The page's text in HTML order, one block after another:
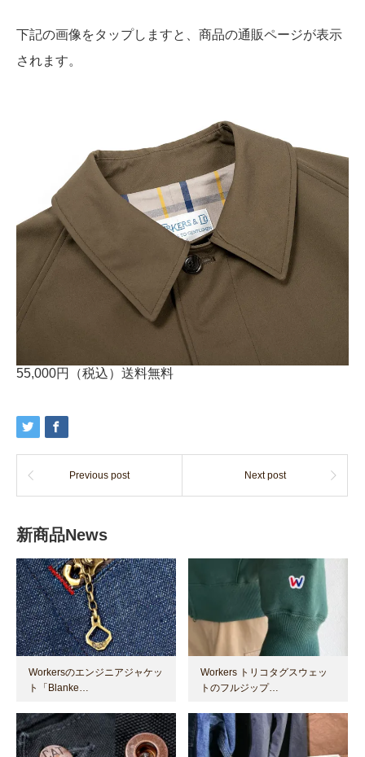
下記の画像をタップしますと、商品の通販ページが表示
されます。
55,000円（税込）送料無料
Previous post Next post
新商品News
Workersのエンジニアジャケッ
ト「Blanke…
Workers トリコタグスウェッ
トのフルジップ…